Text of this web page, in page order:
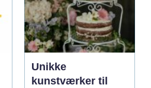
Unikke
kunstværker til